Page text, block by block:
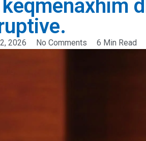
2026 No Comments 6 Min Read